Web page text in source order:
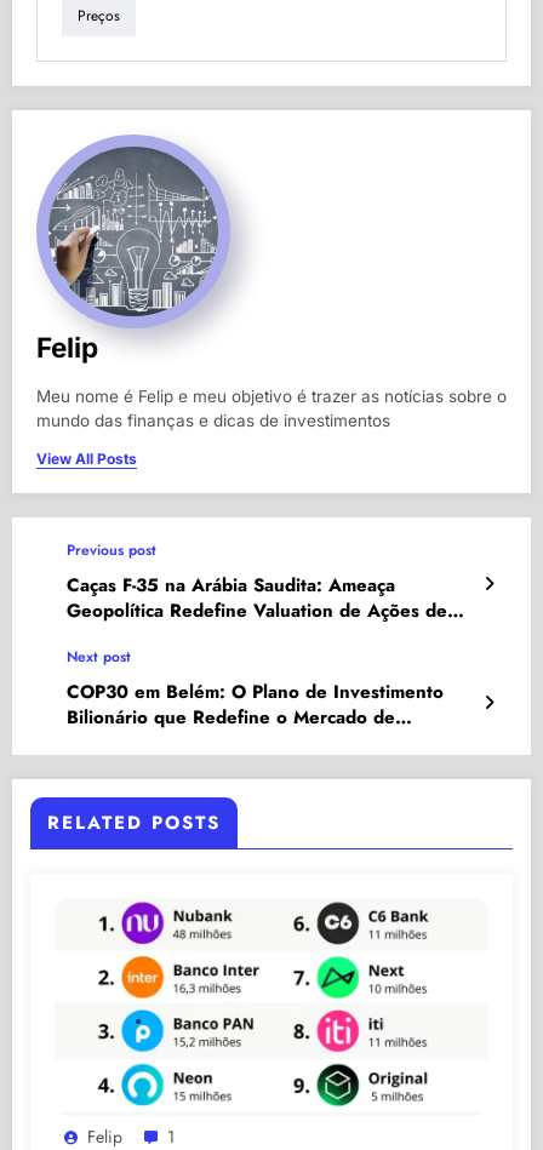
Preços
Felip
Meu nome é Felip e meu objetivo é trazer as notícias sobre o
mundo das finanças e dicas de investimentos
View All Posts
Previous post
Caças F-35 na Arábia Saudita: Ameaça
Geopolítica Redefine Valuation de Ações de
Next post
COP30 em Belém: O Plano de Investimento
Bilionário que Redefine o Mercado de
RELATED POSTS
Felip 1